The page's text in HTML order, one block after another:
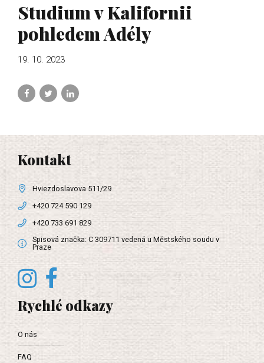
Studium v Kalifornii
pohledem Adély
19. 10. 2023
Kontakt
Hviezdoslavova 511/29
+420 724 590 129
+420 733 691 829
Spisová značka: C 309711 vedená u Městského soudu v
Praze
Rychlé odkazy
O nás
FAQ